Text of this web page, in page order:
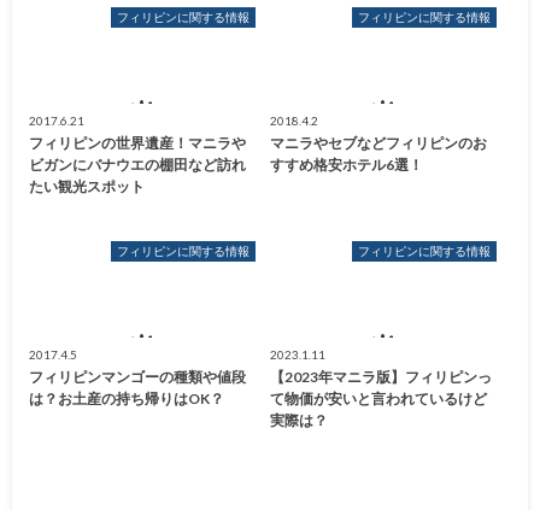
フィリピンに関する情報
2017.6.21
フィリピンの世界遺産！マニラや
ビガンにバナウエの棚田など訪れ
たい観光スポット
フィリピンに関する情報
2018.4.2
マニラやセブなどフィリピンのお
すすめ格安ホテル6選！
フィリピンに関する情報
2017.4.5
フィリピンマンゴーの種類や値段
は？お土産の持ち帰りはOK？
フィリピンに関する情報
2023.1.11
【2023年マニラ版】フィリピンっ
て物価が安いと言われているけど
実際は？